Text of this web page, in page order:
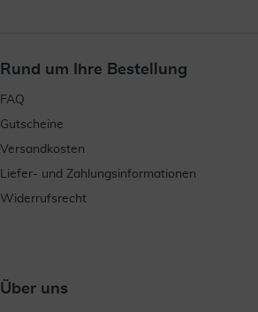
Rund um Ihre Bestellung
FAQ
Gutscheine
Versandkosten
Liefer- und Zahlungsinformationen
Widerrufsrecht
Über uns